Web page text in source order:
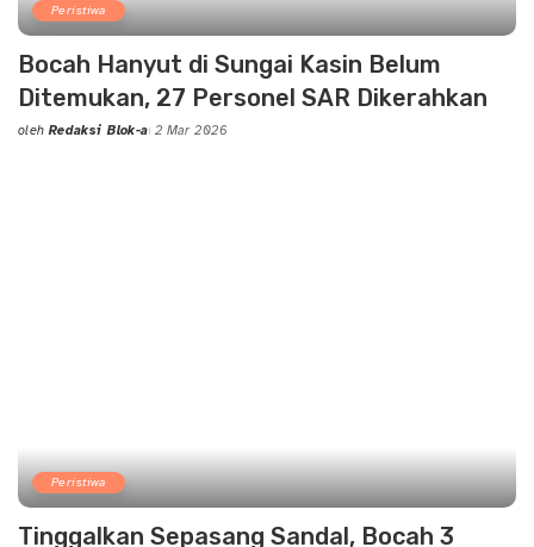
Peristiwa
Bocah Hanyut di Sungai Kasin Belum
Ditemukan, 27 Personel SAR Dikerahkan
Posted
oleh Redaksi Blok-a 2 Mar 2026
Peristiwa
Tinggalkan Sepasang Sandal, Bocah 3